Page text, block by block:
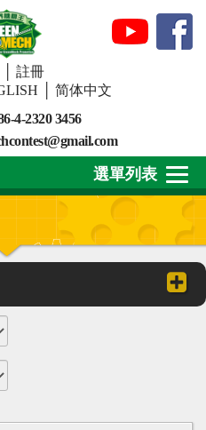
註冊
简体中文
4-2320 3456
我們
專區
動
顧
分享
選單列表